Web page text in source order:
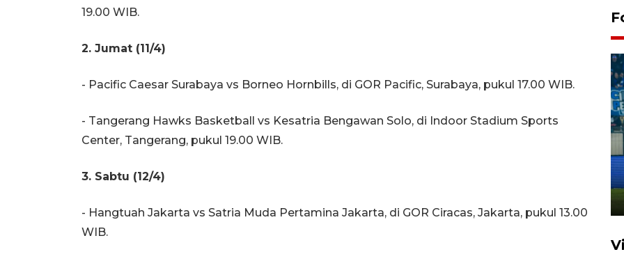
19.00 WIB.
2. Jumat (11/4)
- Pacific Caesar Surabaya vs Borneo Hornbills, di GOR Pacific, Surabaya, pukul 17.00 WIB.
- Tangerang Hawks Basketball vs Kesatria Bengawan Solo, di Indoor Stadium Sports
Center, Tangerang, pukul 19.00 WIB.
3. Sabtu (12/4)
- Hangtuah Jakarta vs Satria Muda Pertamina Jakarta, di GOR Ciracas, Jakarta, pukul 13.00
WIB.